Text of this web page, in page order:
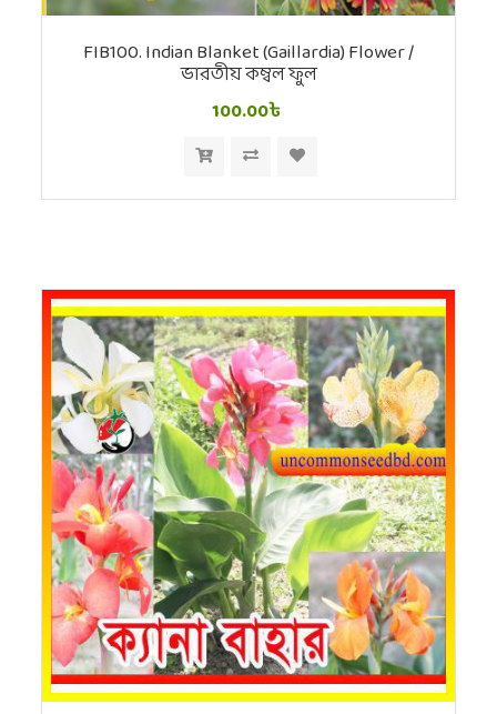
FIB100. Indian Blanket (Gaillardia) Flower /
ভারতীয় কম্বল ফুল
100.00৳